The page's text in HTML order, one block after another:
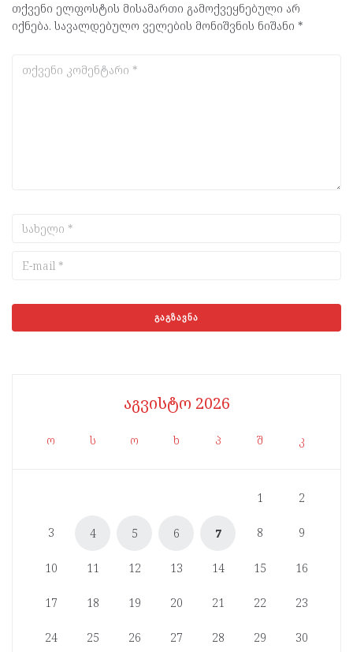
თქვენი ელფოსტის მისამართი გამოქვეყნებული არ
იქნება. სავალდებულო ველების მონიშვნის ნიშანი *
აგვისტო 2026
ო ს ო ხ პ შ კ
1 2
3 4 5 6 7 8 9
10 11 12 13 14 15 16
17 18 19 20 21 22 23
24 25 26 27 28 29 30